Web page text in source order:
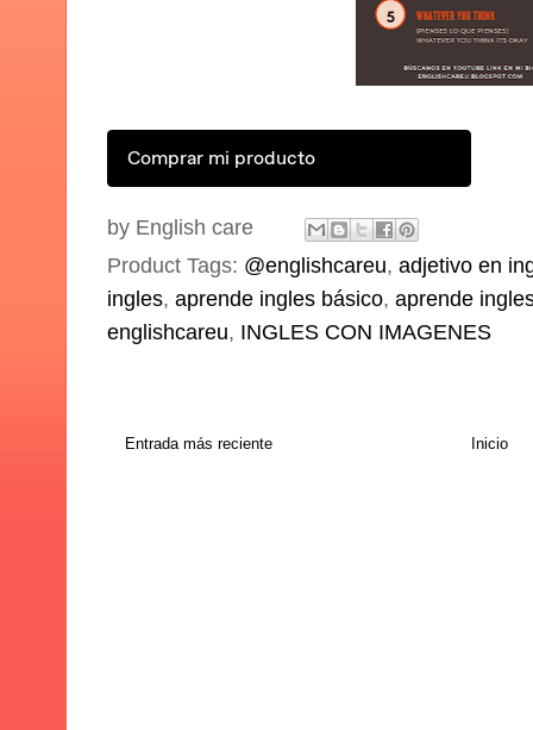
Comprar mi producto
by English care
Product Tags: @englishcareu, adjetivo en
ingles, aprende ingles básico, aprende
englishcareu, INGLES CON IMAGENES
Entrada más reciente Inicio